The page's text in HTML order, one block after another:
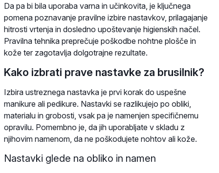
Da pa bi bila uporaba varna in učinkovita, je ključnega
pomena poznavanje pravilne izbire nastavkov, prilagajanje
hitrosti vrtenja in dosledno upoštevanje higienskih načel.
Pravilna tehnika preprečuje poškodbe nohtne plošče in
kože ter zagotavlja dolgotrajne rezultate.
Kako izbrati prave nastavke za brusilnik?
Izbira ustreznega nastavka je prvi korak do uspešne
manikure ali pedikure. Nastavki se razlikujejo po obliki,
materialu in grobosti, vsak pa je namenjen specifičnemu
opravilu. Pomembno je, da jih uporabljate v skladu z
njihovim namenom, da ne poškodujete nohtov ali kože.
Nastavki glede na obliko in namen